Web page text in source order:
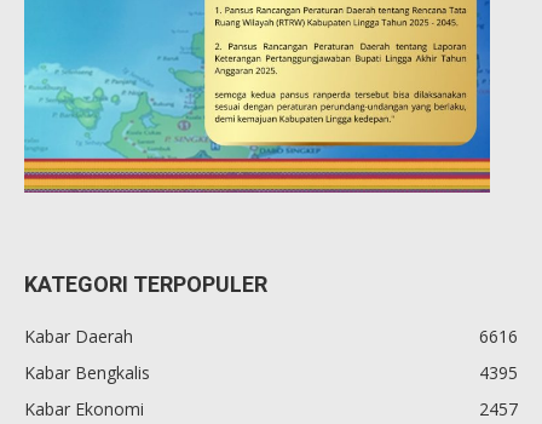
KATEGORI TERPOPULER
Kabar Daerah
6616
Kabar Bengkalis
4395
Kabar Ekonomi
2457